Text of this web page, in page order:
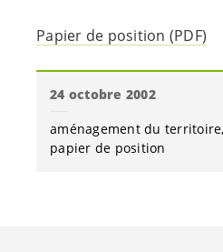
Papier de position (PDF)
24 octobre 2002
aménagement du territoire
papier de position